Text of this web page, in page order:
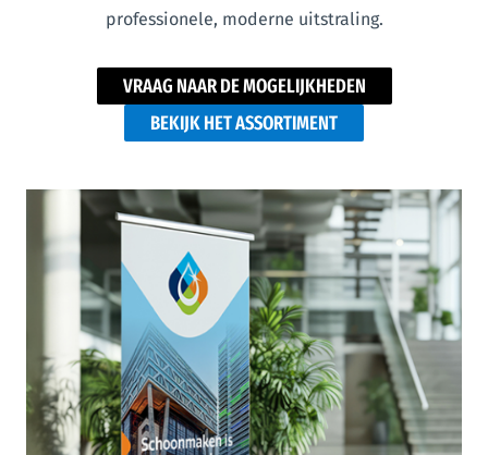
professionele, moderne uitstraling.
VRAAG NAAR DE MOGELIJKHEDEN
BEKIJK HET ASSORTIMENT